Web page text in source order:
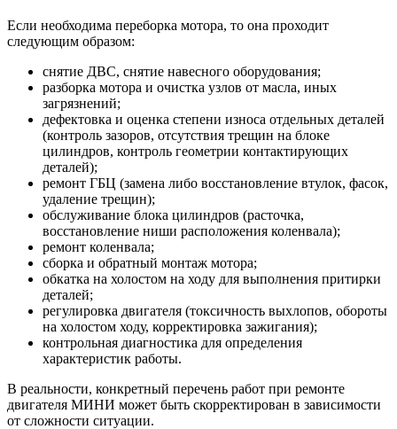
Если необходима переборка мотора, то она проходит
следующим образом:
снятие ДВС, снятие навесного оборудования;
разборка мотора и очистка узлов от масла, иных
загрязнений;
дефектовка и оценка степени износа отдельных деталей
(контроль зазоров, отсутствия трещин на блоке
цилиндров, контроль геометрии контактирующих
деталей);
ремонт ГБЦ (замена либо восстановление втулок, фасок,
удаление трещин);
обслуживание блока цилиндров (расточка,
восстановление ниши расположения коленвала);
ремонт коленвала;
сборка и обратный монтаж мотора;
обкатка на холостом на ходу для выполнения притирки
деталей;
регулировка двигателя (токсичность выхлопов, обороты
на холостом ходу, корректировка зажигания);
контрольная диагностика для определения
характеристик работы.
В реальности, конкретный перечень работ при ремонте
двигателя МИНИ может быть скорректирован в зависимости
от сложности ситуации.